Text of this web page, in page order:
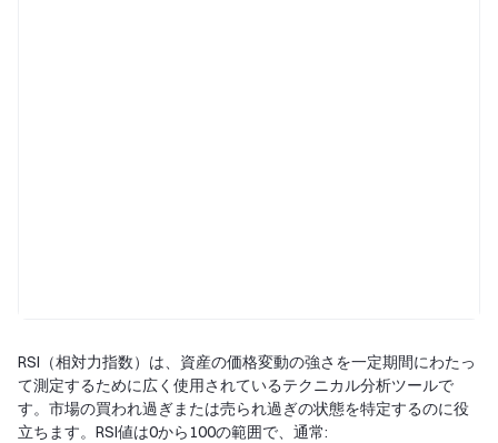
RSI（相対力指数）は、資産の価格変動の強さを一定期間にわたっ
て測定するために広く使用されているテクニカル分析ツールで
す。市場の買われ過ぎまたは売られ過ぎの状態を特定するのに役
立ちます。RSI値は0から100の範囲で、通常: